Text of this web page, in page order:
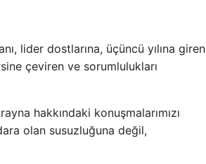
lider dostlarına, üçüncü yılına giren
çeviren ve sorumlulukları
hakkındaki konuşmalarımızı
olan susuzluğuna değil,